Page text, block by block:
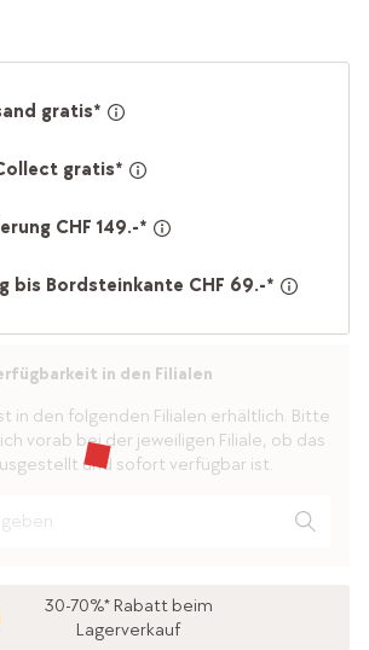
gratis*
gratis*
CHF 149.-*
bis Bordsteinkante CHF 69.-*
in den Filialen
in den folgenden Filialen erhältlich. Bitte
vorab bei der jeweiligen Filiale, ob das
und sofort verfügbar ist.
30-70%* Rabatt beim
Lagerverkauf